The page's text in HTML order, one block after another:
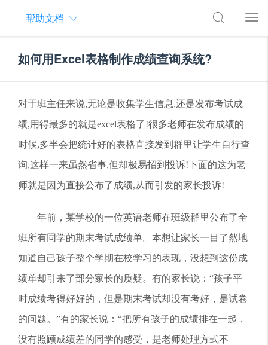
帮助文档
如何用Excel表格制作成绩查询系统?
对于班主任来说,无论是收集学生信息,还是发布考试成
绩,用得最多的就是excel表格了!很多老师在发布成绩的
时候,多半会把统计好的表格直接发到群里让学生自行查
询,这样一来虽然省事,但却极易招到投诉!下面的这为老
师就是因为直接公布了成绩,从而引发的家长投诉!
年前，某学校的一位英语老师在班级群里公布了全
班所有同学的期末考试成绩单。本想让家长一目了然地
知道自己孩子整个学期在校学习的表现，没想到这份成
绩单却引来了部分家长的质疑。有的家长说：“孩子平
时成绩考得好好的，但是期末考试却没有考好，是试卷
的问题。”有的家长说：“把所有孩子的成绩排在一起，
没有照顾成绩差的同学的感受，是老师处理方式不